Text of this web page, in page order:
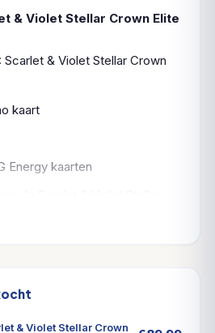
& Violet Stellar Crown Elite
& Violet Stellar Crown
kaart
Energy kaarten
markers
om alles in te bewaren, met 4
& Violet Stellar Crown